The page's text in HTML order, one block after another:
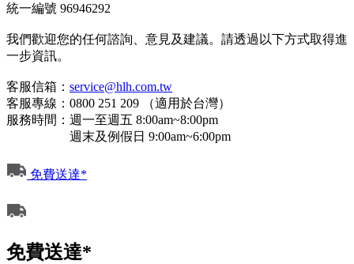
統一編號 96946292
我們歡迎您的任何諮詢、意見及建議。請透過以下方式取得進
一步資訊。
客服信箱： service@hlh.com.tw
客服專線：0800 251 209 （適用於台灣）
服務時間：週一至週五 8:00am~8:00pm
週末及例假日 9:00am~6:00pm
免費送達*
免費送達*